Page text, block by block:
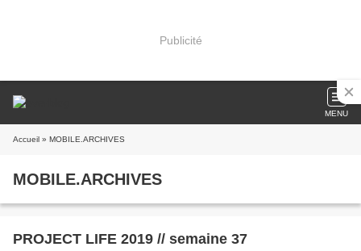
Publicité
MENU
Accueil » MOBILE.ARCHIVES
MOBILE.ARCHIVES
PROJECT LIFE 2019 // semaine 37